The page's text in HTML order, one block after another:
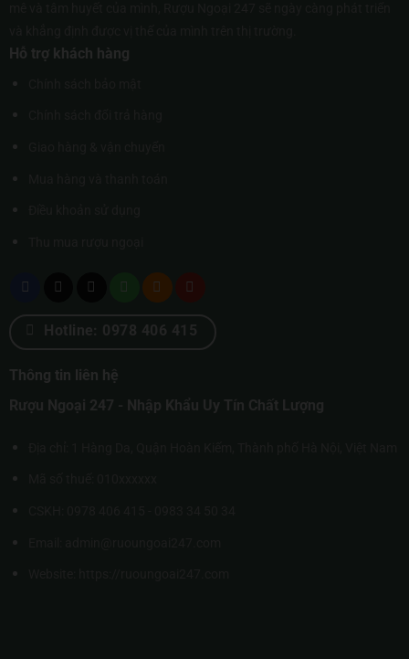
Hỗ trợ khách hàng
Hotline: 0978 406 415
Thông tin liên hệ
Rượu Ngoại 247 - Nhập Khẩu Uy Tín Chất Lượng